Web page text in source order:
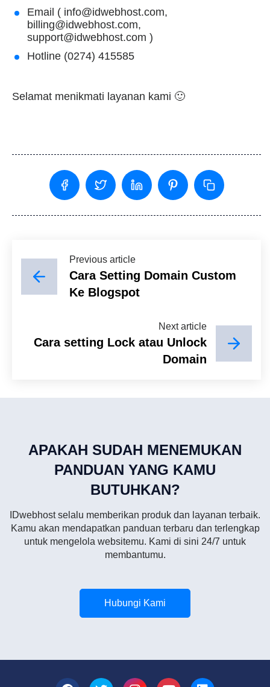
Email ( info@idwebhost.com,
billing@idwebhost.com,
support@idwebhost.com )
Hotline (0274) 415585
Selamat menikmati layanan kami 🙂
Previous article
Cara Setting Domain Custom
Ke Blogspot
Next article
Cara setting Lock atau Unlock
Domain
APAKAH SUDAH MENEMUKAN
PANDUAN YANG KAMU
BUTUHKAN?
IDwebhost selalu memberikan produk dan layanan terbaik.
Kamu akan mendapatkan panduan terbaru dan terlengkap
untuk mengelola websitemu. Kami di sini 24/7 untuk
membantumu.
Hubungi Kami